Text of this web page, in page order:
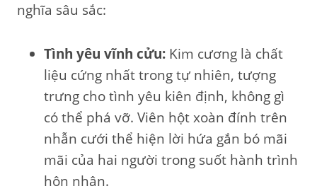
nghĩa sâu sắc:
Tình yêu vĩnh cửu: Kim cương là chất
liệu cứng nhất trong tự nhiên, tượng
trưng cho tình yêu kiên định, không gì
có thể phá vỡ. Viên hột xoàn đính trên
nhẫn cưới thể hiện lời hứa gắn bó mãi
mãi của hai người trong suốt hành trình
hôn nhân.